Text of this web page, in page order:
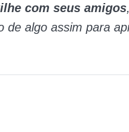
com seus amigos
de algo assim para